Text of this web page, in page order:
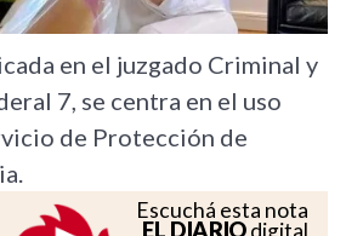
en el juzgado Criminal y
7, se centra en el uso
de Protección de
Escuchá esta nota
EL DIARIO